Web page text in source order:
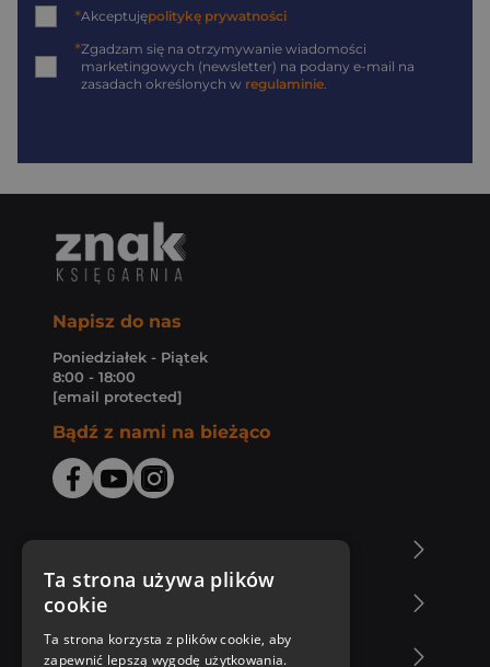
*Akceptujępolitykę prywatności
*Zgadzam się na otrzymywanie wiadomości
marketingowych (newsletter) na podany e-mail na
zasadach określonych w regulaminie
Napisz do nas
Poniedziałek - Piątek
8:00 - 18:00
[email protected]
Bądź z nami na bieżąco
Zakupy u nas
Nasza oferta
Ta strona używa plików
cookie
Ta strona korzysta z plików cookie, aby
zapewnić lepszą wygodę użytkowania.